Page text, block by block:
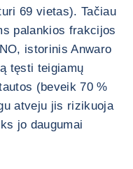
69 vietas). Tačiau
palankios frakcijos
istorinis Anwaro
tęsti teigiamų
(beveik 70 %
atveju jis rizikuoja
jo daugumai